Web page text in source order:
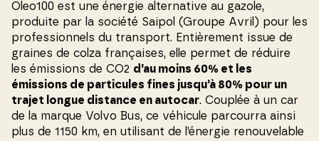
Oleo100 est une énergie alternative au gazole,
produite par la société Saipol (Groupe Avril) pour les
professionnels du transport. Entièrement issue de
graines de colza françaises, elle permet de réduire
les émissions de CO2 d’au moins 60% et les
émissions de particules fines jusqu’à 80% pour un
trajet longue distance en autocar. Couplée à un car
de la marque Volvo Bus, ce véhicule parcourra ainsi
plus de 1150 km, en utilisant de l’énergie renouvelable